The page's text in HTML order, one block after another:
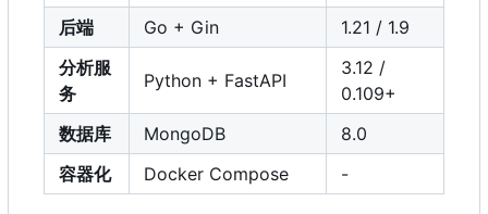
后端 Go + Gin
1.21 / 1.9
分析服
务
Python + FastAPI
3.12 /
0.109+
数据库
MongoDB
8.0
容器化
Docker Compose -